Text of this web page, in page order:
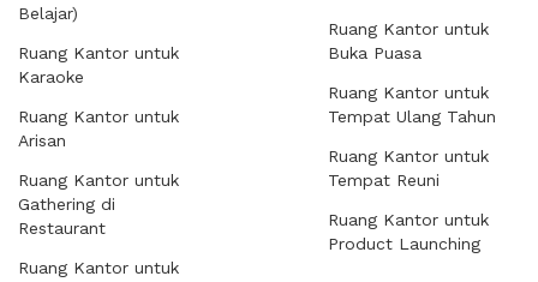
Belajar)
Ruang Kantor untuk
Karaoke
Ruang Kantor untuk
Arisan
Ruang Kantor untuk
Gathering di
Restaurant
Ruang Kantor untuk
Ruang Kantor untuk
Buka Puasa
Ruang Kantor untuk
Tempat Ulang Tahun
Ruang Kantor untuk
Tempat Reuni
Ruang Kantor untuk
Product Launching